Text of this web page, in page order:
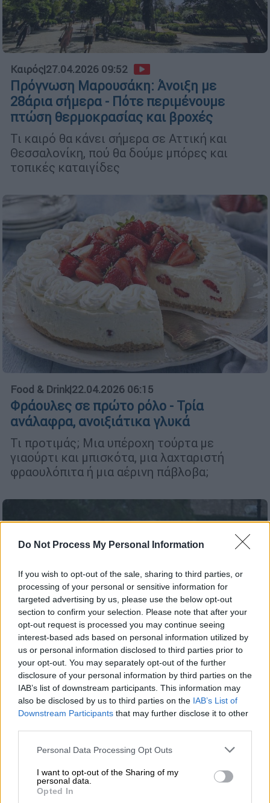
Do Not Process My Personal Information
If you wish to opt-out of the sale, sharing to third parties, or
processing of your personal or sensitive information for
targeted advertising by us, please use the below opt-out
section to confirm your selection. Please note that after your
opt-out request is processed you may continue seeing
interest-based ads based on personal information utilized by
us or personal information disclosed to third parties prior to
your opt-out. You may separately opt-out of the further
disclosure of your personal information by third parties on the
IAB’s list of downstream participants. This information may
also be disclosed by us to third parties on the IAB’s List of
Downstream Participants that may further disclose it to other
Please note that this website/app uses one or more Google
not limited to your visit or usage behaviour. You may click to
grant or deny consent to Google and its third-party tags to
use your data for below specified purposes in below Google
Personal Data Processing Opt Outs
I want to opt-out of the Sharing of my
personal data.
Opted In
Καιρός|27.04.2026 09:52
Πρόγνωση Μαρουσάκη: Άνοιξη με
28άρια σήμερα - Πότε περιμένουμε
πτώση θερμοκρασίας και βροχές
Τι καιρό θα κάνει σήμερα σε Αττική και
Θεσσαλονίκη, πού θα δούμε μπόρες και
τοπικές καταιγίδες
Food & Drink|22.04.2026 06:15
Φράουλες σε πρώτο ρόλο - Τρία
ανάλαφρα, ανοιξιάτικα γλυκά
Τι προτιμάς; Μια υπέροχη τούρτα με
γιαούρτι και μπισκότα, μια λαχταριστή
φραουλόπιτα ή μια αέρινη πάβλοβα;
Καιρός|20.04.2026 08:05
Στα δύο η εβδομάδα που ξεκίνησε: Πότε
και πού έρχονται βροχές - Η πρόγνωση
πότε θα δούμε γενικότερη επιδείνωση